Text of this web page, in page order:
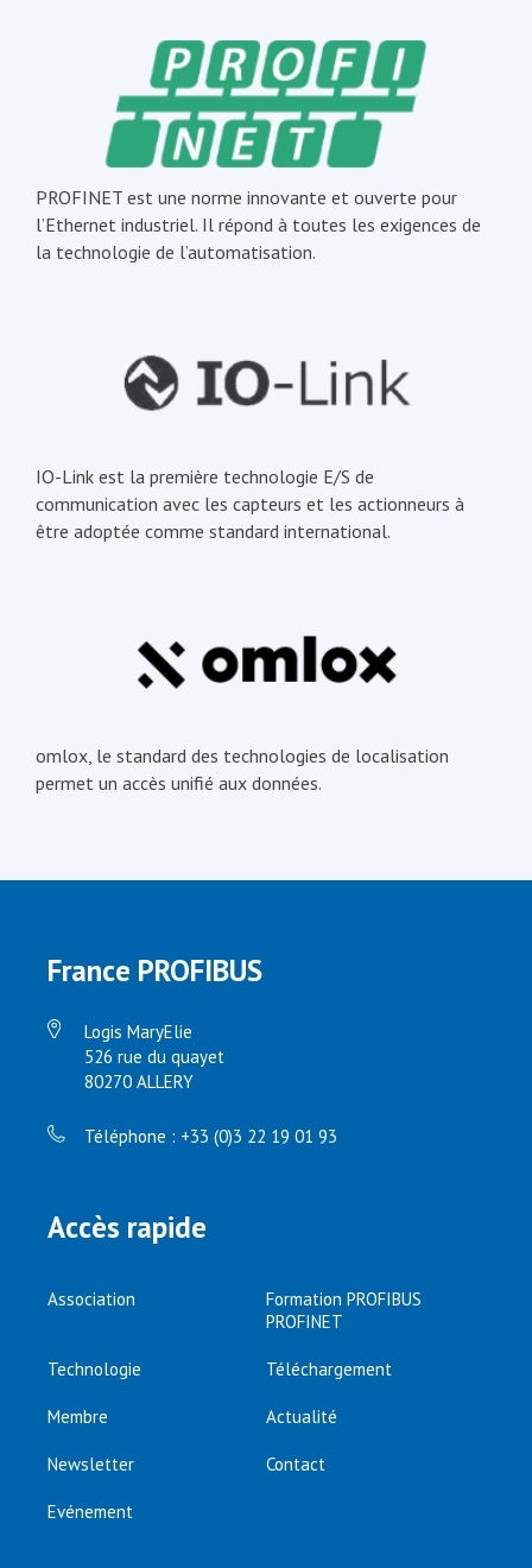
PROFINET est une norme innovante et ouverte pour
l’Ethernet industriel. Il répond à toutes les exigences de
la technologie de l’automatisation.
IO-Link est la première technologie E/S de
communication avec les capteurs et les actionneurs à
être adoptée comme standard international.
omlox, le standard des technologies de localisation
permet un accès unifié aux données.
France PROFIBUS
Logis MaryElie
526 rue du quayet
80270 ALLERY
Téléphone : +33 (0)3 22 19 01 93
Accès rapide
Association
Formation PROFIBUS
PROFINET
Technologie Téléchargement
Membre Actualité
Newsletter Contact
Evénement